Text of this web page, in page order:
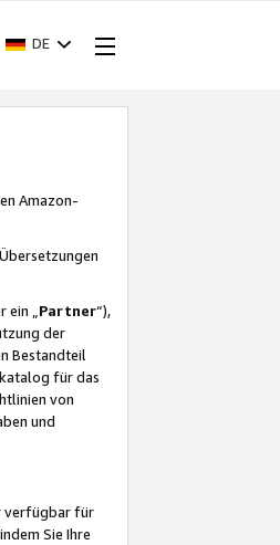
DE
Amazon-
ein „Partner“),
der
Bestandteil
für das
von
und
verfügbar für
Sie Ihre